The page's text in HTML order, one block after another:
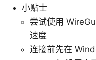
小贴士
尝试使用
速度
连接前先在